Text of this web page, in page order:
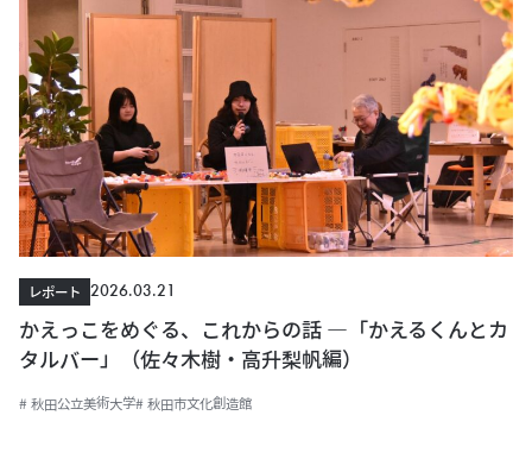
レポート
2026.03.21
かえっこをめぐる、これからの話 ―「かえるくんとカ
タルバー」（佐々木樹・高升梨帆編）
# 秋田公立美術大学# 秋田市文化創造館